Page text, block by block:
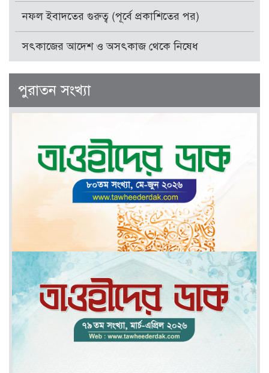
নফল ইবাদতের গুরুত্ব (পূর্বে প্রকাশিতের পর)
সৎকাজের আদেশ ও অসৎকাজ থেকে নিষেধ
পুরাতন সংখ্যা